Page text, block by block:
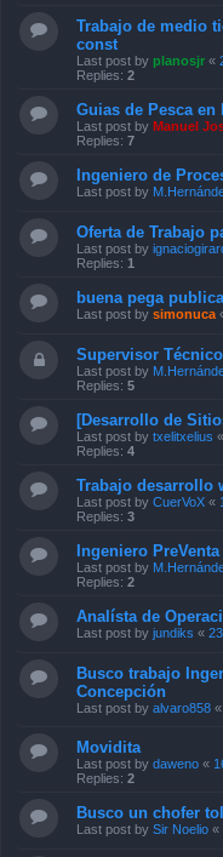
Trabajo de medio
const
Last post by planosjr «
Replies: 2
Guias de Pesca en
Last post by Manuel
Replies: 7
Ingeniero de
Last post by
Oferta de Trabajo
Last post by
Replies: 1
buena pega
Last post by simonuca
Supervisor
Last post by
Replies: 5
[Desarrollo de
Last post by txelitxelius «
Replies: 4
Trabajo desarrollo
Last post by CuerVoX «
Replies: 3
Ingeniero
Last post by
Replies: 2
Analísta de
Last post by jundiks «
Busco trabajo
Concepción
Last post by alvaro858 «
Movidita
Last post by daweno «
Replies: 2
Busco un chofer
Last post by Sir Noelio «